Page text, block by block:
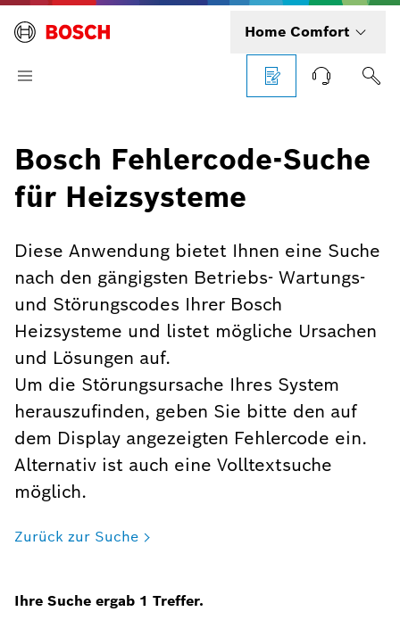
Home Comfort
Bosch Fehlercode-Suche
für Heizsysteme
Diese Anwendung bietet Ihnen eine Suche
nach den gängigsten Betriebs- Wartungs-
und Störungscodes Ihrer Bosch
Heizsysteme und listet mögliche Ursachen
und Lösungen auf.
Um die Störungsursache Ihres System
herauszufinden, geben Sie bitte den auf
dem Display angezeigten Fehlercode ein.
Alternativ ist auch eine Volltextsuche
möglich.
Zurück zur Suche
Ihre Suche ergab 1 Treffer.